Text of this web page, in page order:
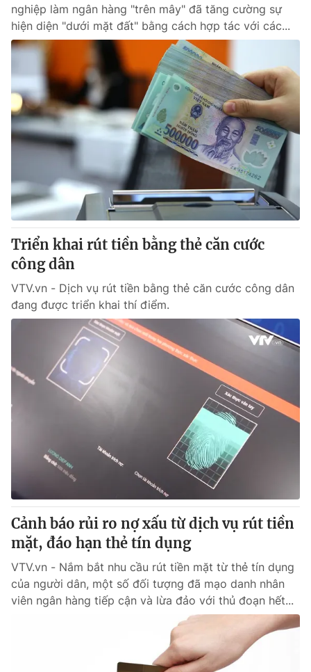
nghiệp làm ngân hàng "trên mây" đã tăng cường sự
hiện diện "dưới mặt đất" bằng cách hợp tác với các...
Triển khai rút tiền bằng thẻ căn cước
công dân
VTV.vn - Dịch vụ rút tiền bằng thẻ căn cước công dân
đang được triển khai thí điểm.
Cảnh báo rủi ro nợ xấu từ dịch vụ rút tiền
mặt, đáo hạn thẻ tín dụng
VTV.vn - Nắm bắt nhu cầu rút tiền mặt từ thẻ tín dụng
của người dân, một số đối tượng đã mạo danh nhân
viên ngân hàng tiếp cận và lừa đảo với thủ đoạn hết...